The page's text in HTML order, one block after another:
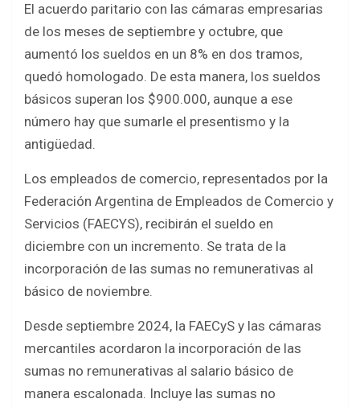
ce
b
o
o
k
tt
er
at
s
A
p
p
ar
e
El acuerdo paritario con las cámaras empresarias
de los meses de septiembre y octubre, que
aumentó los sueldos en un 8% en dos tramos,
quedó homologado. De esta manera, los sueldos
básicos superan los $900.000, aunque a ese
número hay que sumarle el presentismo y la
antigüedad.
Los empleados de comercio, representados por la
Federación Argentina de Empleados de Comercio y
Servicios (FAECYS), recibirán el sueldo en
diciembre con un incremento. Se trata de la
incorporación de las sumas no remunerativas al
básico de noviembre.
Desde septiembre 2024, la FAECyS y las cámaras
mercantiles acordaron la incorporación de las
sumas no remunerativas al salario básico de
manera escalonada. Incluye las sumas no